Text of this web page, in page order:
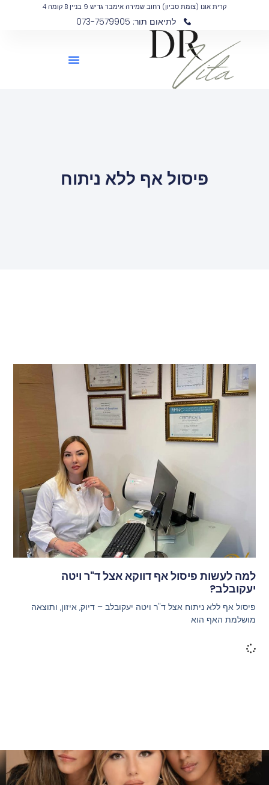
קרית אונו (צומת סביון) רחוב שמירה אימבר גדיש 9 בניין B קומה 4
לתיאום תור: 073-7579905
פיסול אף ללא ניתוח
למה לעשות פיסול אף דווקא אצל ד"ר ויטה
יעקובלב?
פיסול אף ללא ניתוח אצל ד"ר ויטה יעקובלב – דיוק, איזון, ותוצאה
מושלמת האף הוא